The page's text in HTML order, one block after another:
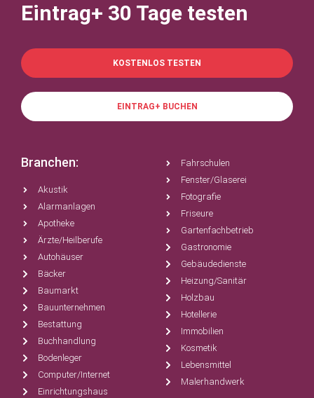
Eintrag+ 30 Tage testen
KOSTENLOS TESTEN
EINTRAG+ BUCHEN
Branchen:
Akustik
Alarmanlagen
Apotheke
Ärzte/Heilberufe
Autohäuser
Bäcker
Baumarkt
Bauunternehmen
Bestattung
Buchhandlung
Bodenleger
Computer/Internet
Einrichtungshaus
Fahrschulen
Fenster/Glaserei
Fotografie
Friseure
Gartenfachbetrieb
Gastronomie
Gebäudedienste
Heizung/Sanitär
Holzbau
Hotellerie
Immobilien
Kosmetik
Lebensmittel
Malerhandwerk